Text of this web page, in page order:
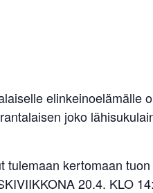
elinkeinoelämälle
joko
kertomaan
20.4. KLO